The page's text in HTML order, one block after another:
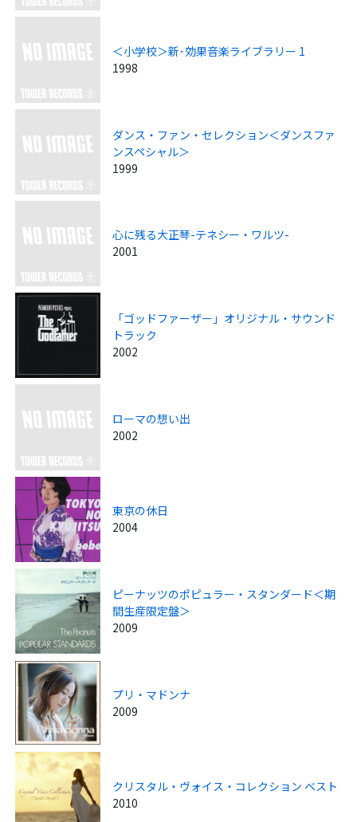
＜小学校＞新･効果音楽ライブラリー 1
1998
ダンス・ファン・セレクション＜ダンスファ
ンスペシャル＞
1999
心に残る大正琴-テネシー・ワルツ-
2001
「ゴッドファーザー」オリジナル・サウンド
トラック
2002
ローマの想い出
2002
東京の休日
2004
ピーナッツのポピュラー・スタンダード＜期
間生産限定盤＞
2009
プリ・マドンナ
2009
クリスタル・ヴォイス・コレクション ベスト
2010